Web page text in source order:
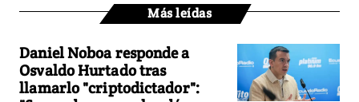
Más leídas
Daniel Noboa responde a
Osvaldo Hurtado tras
llamarlo "criptodictador":